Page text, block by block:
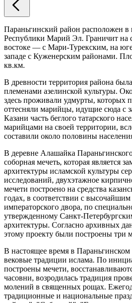
Параньгинский район расположен в
Республики Марий Эл. Граничит на
востоке — с Мари-Турекским, на
западе с Куженерским районами.
кв.км.
В древности территория района
племенами азелинской культуры.
здесь проживали удмурты, которых
оттесняли марийцы, идущие сюда с
Казани часть беглого татарского
марийцами на своей территории,
составили около половины
В деревне Алашайка
соборная мечеть, которая является
архитектуры исламской культуры
исследований, двухэтажное
мечети построено на средства
годах, в соответствии с
императорского двора, по
утвержденному Санкт-
архитектуры. Согласно архивных
этому проекту были построены три
В настоящее время в
вековые традиции ислама. По
построены мечети,
часовни, возродилась традиция
молений в священных рощах.
традиционные и национальные